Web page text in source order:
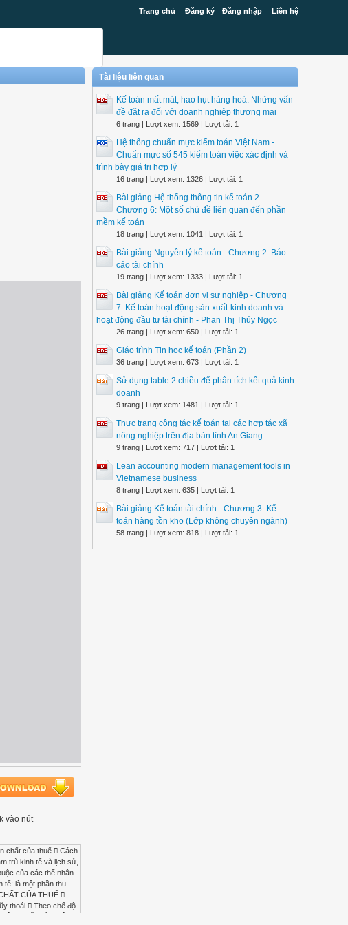
Trang chủ Đăng ký Đăng nhập Liên hệ
vào nút
chất của thuế  Cách
trù kinh tế và lịch sử,
của các thể nhân
tế: là một phần thu
CỦA THUẾ 
thoái  Theo chế độ
Tài liệu liên quan
Kế toán mất mát, hao hụt hàng hoá: Những vấn
đề đặt ra đối với doanh nghiệp thương mại
6 trang | Lượt xem: 1569 | Lượt tải: 1
Hệ thống chuẩn mực kiểm toán Việt Nam -
Chuẩn mực số 545 kiểm toán việc xác định và
trình bày giá trị hợp lý
16 trang | Lượt xem: 1326 | Lượt tải: 1
Bài giảng Hệ thống thông tin kế toán 2 -
Chương 6: Một số chủ đề liên quan đến phần
mềm kế toán
18 trang | Lượt xem: 1041 | Lượt tải: 1
Bài giảng Nguyên lý kế toán - Chương 2: Báo
cáo tài chính
19 trang | Lượt xem: 1333 | Lượt tải: 1
Bài giảng Kế toán đơn vị sự nghiệp - Chương
7: Kế toán hoạt động sản xuất-kinh doanh và
hoạt động đầu tư tài chính - Phan Thị Thúy Ngọc
26 trang | Lượt xem: 650 | Lượt tải: 1
Giáo trình Tin học kế toán (Phần 2)
36 trang | Lượt xem: 673 | Lượt tải: 1
Sử dụng table 2 chiều để phân tích kết quả kinh
doanh
9 trang | Lượt xem: 1481 | Lượt tải: 1
Thực trạng công tác kế toán tại các hợp tác xã
nông nghiệp trên địa bàn tỉnh An Giang
9 trang | Lượt xem: 717 | Lượt tải: 1
Lean accounting modern management tools in
Vietnamese business
8 trang | Lượt xem: 635 | Lượt tải: 1
Bài giảng Kế toán tài chính - Chương 3: Kế
toán hàng tồn kho (Lớp không chuyên ngành)
58 trang | Lượt xem: 818 | Lượt tải: 1